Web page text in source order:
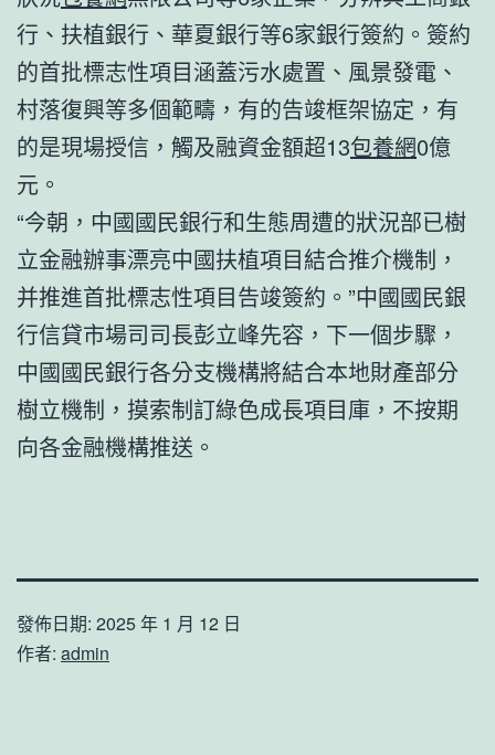
行、扶植銀行、華夏銀行等6家銀行簽約。簽約
的首批標志性項目涵蓋污水處置、風景發電、
村落復興等多個範疇，有的告竣框架協定，有
的是現場授信，觸及融資金額超13包養網0億
元。
“今朝，中國國民銀行和生態周遭的狀況部已樹
立金融辦事漂亮中國扶植項目結合推介機制，
并推進首批標志性項目告竣簽約。”中國國民銀
行信貸市場司司長彭立峰先容，下一個步驟，
中國國民銀行各分支機構將結合本地財產部分
樹立機制，摸索制訂綠色成長項目庫，不按期
向各金融機構推送。
發佈日期: 2025 年 1 月 12 日
作者: admin